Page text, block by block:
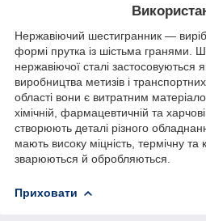
Нержавіючий шестигранник —
формі прутка із шістьма гранями.
нержавіючої сталі застосовуються
виробництва метизів і
області вони є витратним
хімічній, фармацевтичній та
створюють деталі різного
мають високу міцність, термічну та
зварюються й обробляються.
Приховати